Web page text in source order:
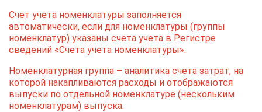
Счет учета номенклатуры заполняется
автоматически, если для номенклатуры (группы
номенклатур) указаны счета учета в Регистре
сведений «Счета учета номенклатуры».
Номенклатурная группа – аналитика счета затрат, на
которой накапливаются расходы и отображаются
выпуски по отдельной номенклатуре (нескольким
номенклатурам) выпуска.